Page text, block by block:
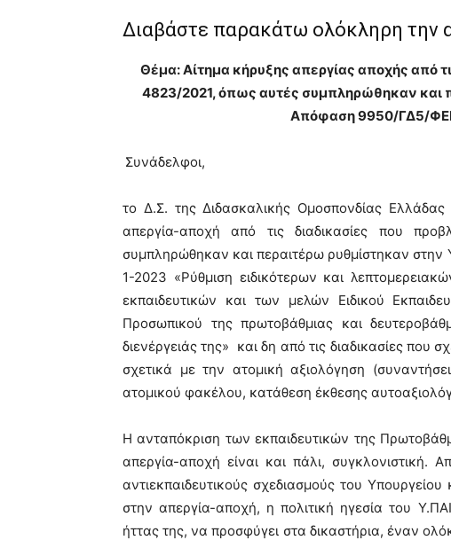
Διαβάστε παρακάτω ολόκληρη την
Θέμα: Αίτημα κήρυξης απεργίας αποχής από
4823/2021, όπως αυτές συμπληρώθηκαν και
Απόφαση 9950/ΓΔ5/
Συνάδελφοι,
το Δ.Σ. της Διδασκαλικής Ομοσπονδίας
απεργία-αποχή από τις διαδικασίες που
συμπληρώθηκαν και περαιτέρω ρυθμίστηκαν
1-2023 «Ρύθμιση ειδικότερων και
εκπαιδευτικών και των μελών Ειδικού
Προσωπικού της πρωτοβάθμιας και
διενέργειάς της» και δη από τις διαδικασίες που
σχετικά με την ατομική αξιολόγηση
ατομικού φακέλου, κατάθεση έκθεσης
Η ανταπόκριση των εκπαιδευτικών της
απεργία-αποχή είναι και πάλι, συγκλονιστική.
αντιεκπαιδευτικούς σχεδιασμούς του
στην απεργία-αποχή, η πολιτική ηγεσία του
ήττας της, να προσφύγει στα δικαστήρια, έναν